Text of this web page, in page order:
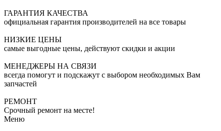
ГАРАНТИЯ КАЧЕСТВА
официальная гарантия производителей на все товары
НИЗКИЕ ЦЕНЫ
самые выгодные цены, действуют скидки и акции
МЕНЕДЖЕРЫ НА СВЯЗИ
всегда помогут и подскажут с выбором необходимых Вам
запчастей
РЕМОНТ
Срочный ремонт на месте!
Меню